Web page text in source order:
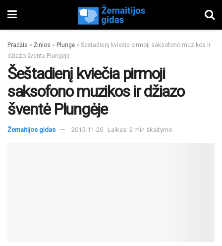
Pradžia » Žinios » Plungė » Šeštadienį kviečia pirmoji saksofono muzikos ir
džiazo šventė Plungėje
Šeštadienį kviečia pirmoji
saksofono muzikos ir džiazo
šventė Plungėje
Žemaitijos gidas 2015-11-20 Laikas: 2 min skaitymo